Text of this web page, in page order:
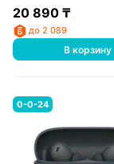
20 890₸
до 2 089
В корзину
0-0-24